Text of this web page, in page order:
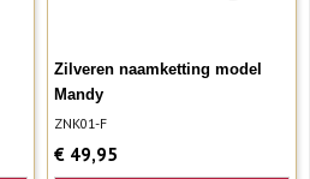
Zilveren naamketting model
Mandy
ZNK01-F
€ 49,95